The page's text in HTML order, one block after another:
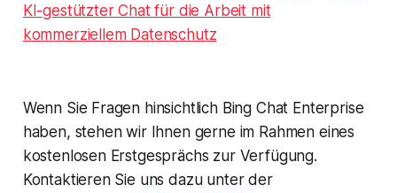
KI-gestützter Chat für die Arbeit mit
kommerziellem Datenschutz
Wenn Sie Fragen hinsichtlich Bing Chat Enterprise
haben, stehen wir Ihnen gerne im Rahmen eines
kostenlosen Erstgesprächs zur Verfügung.
Kontaktieren Sie uns dazu unter der